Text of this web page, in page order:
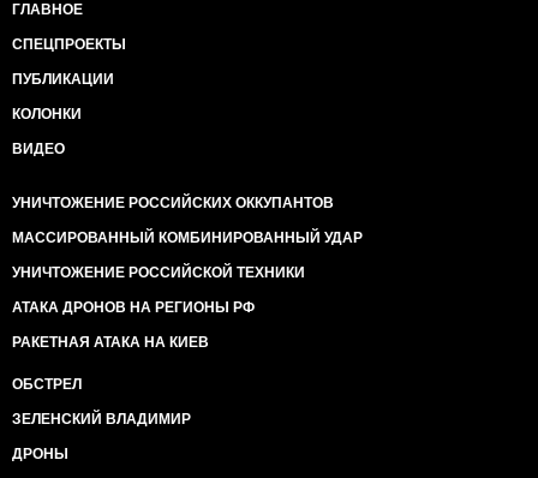
ГЛАВНОЕ
СПЕЦПРОЕКТЫ
ПУБЛИКАЦИИ
КОЛОНКИ
ВИДЕО
УНИЧТОЖЕНИЕ РОССИЙСКИХ ОККУПАНТОВ
МАССИРОВАННЫЙ КОМБИНИРОВАННЫЙ УДАР
УНИЧТОЖЕНИЕ РОССИЙСКОЙ ТЕХНИКИ
АТАКА ДРОНОВ НА РЕГИОНЫ РФ
РАКЕТНАЯ АТАКА НА КИЕВ
ОБСТРЕЛ
ЗЕЛЕНСКИЙ ВЛАДИМИР
ДРОНЫ